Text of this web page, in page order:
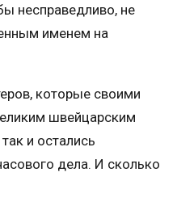
несправедливо, не
именем на
которые своими
швейцарским
и остались
дела. И сколько